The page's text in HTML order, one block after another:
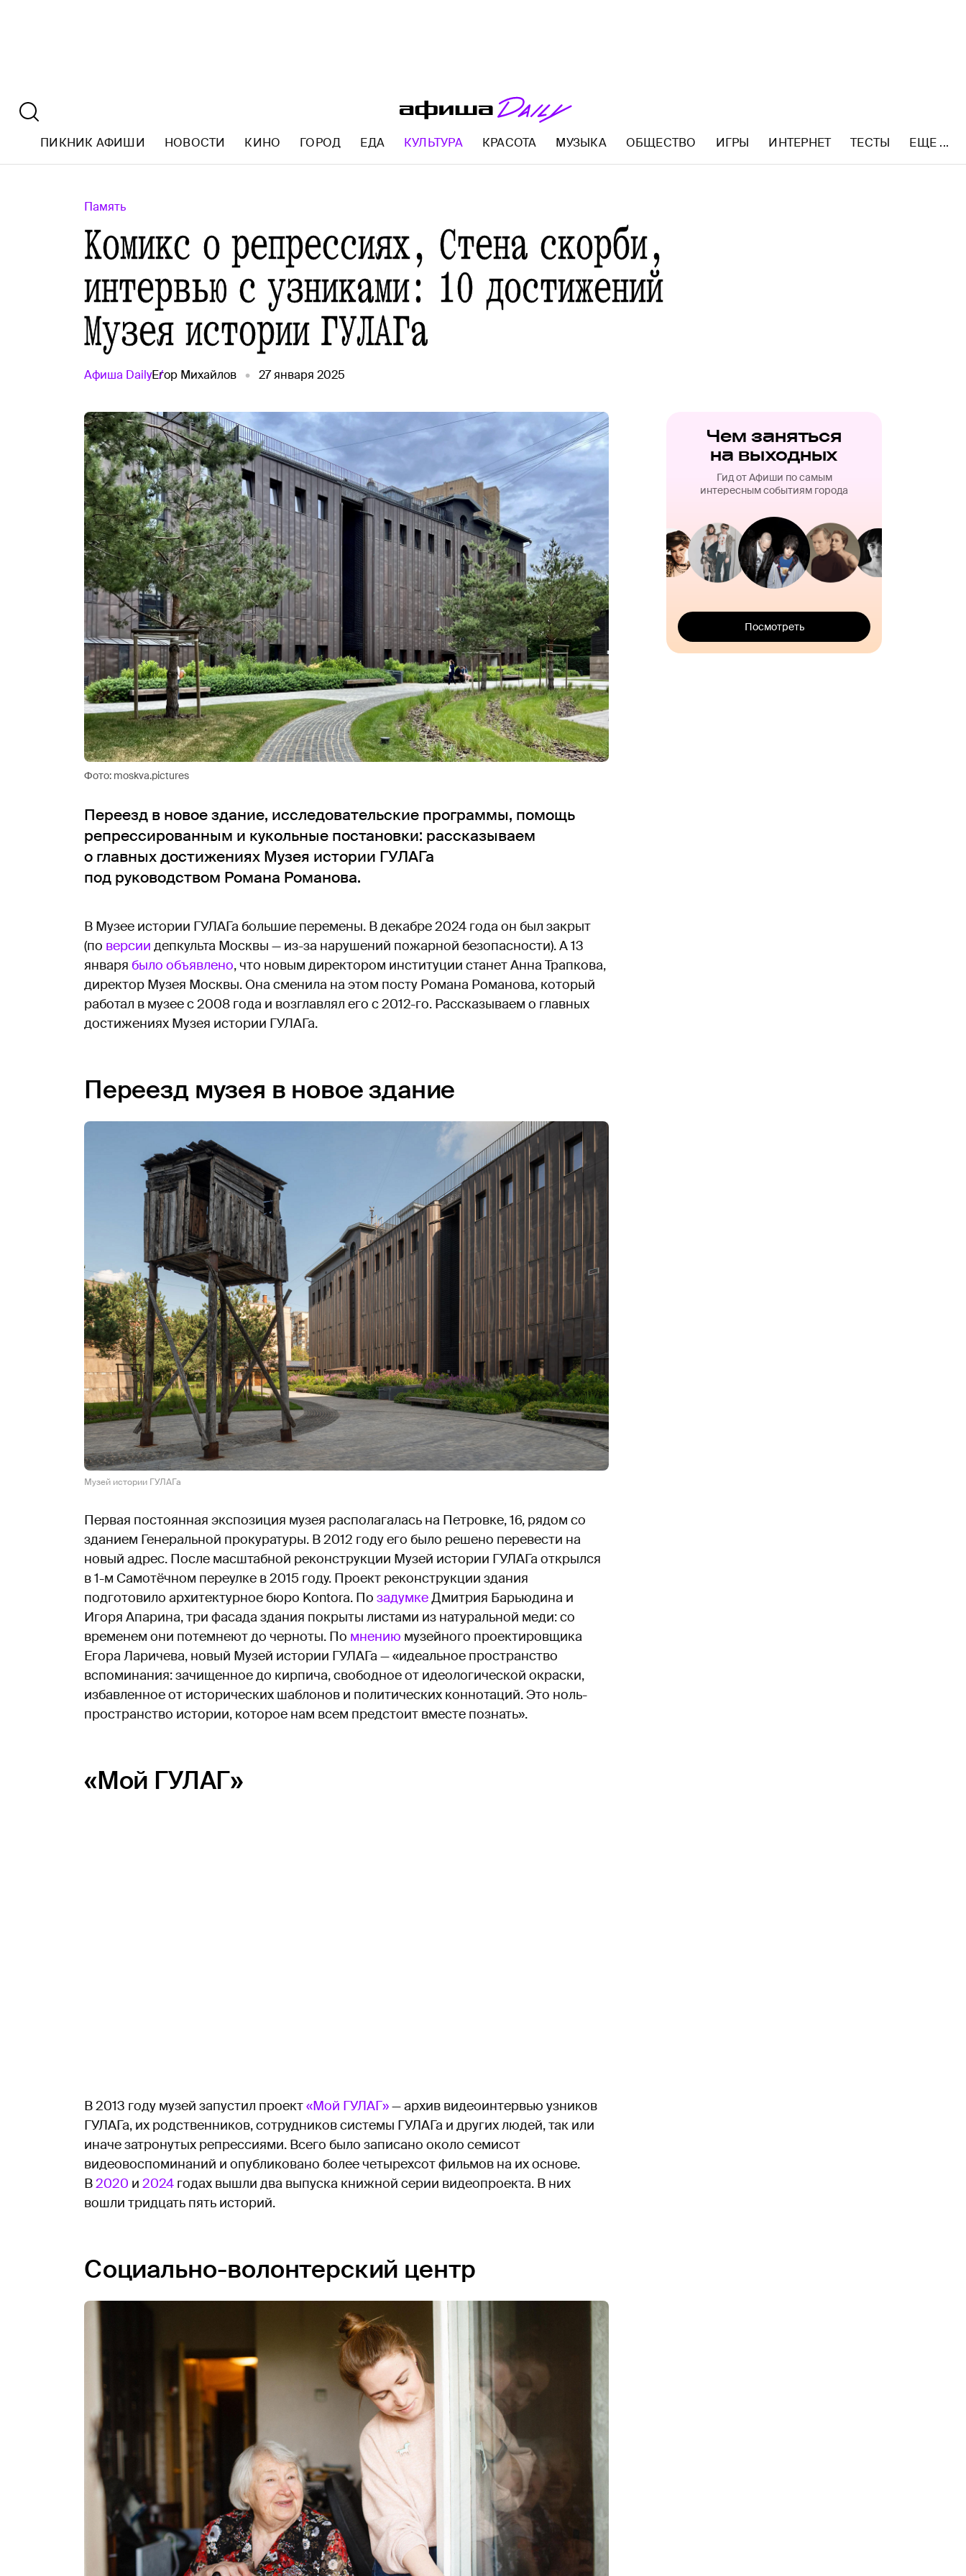
ПИКНИК АФИШИ НОВОСТИ КИНО ГОРОД ЕДА КУЛЬТУРА КРАСОТА МУЗЫКА ОБЩЕСТВО ИГРЫ ИНТЕРНЕТ
ТЕСТЫ
AFISHA.RU
ЕЩЕ ...
Чем заняться
на выходных
Гид от Афиши по самым
интересным событиям города
Посмотреть
Память
Комикс о репрессиях, Стена скорби,
интервью с узниками: 10 достижений
Музея истории ГУЛАГа
Афиша DailyЕгор Михайлов 27 января 2025
Фото: moskva.pictures
Переезд в новое здание, исследовательские программы, помощь
репрессированным и кукольные постановки: рассказываем
о главных достижениях Музея истории ГУЛАГа
под руководством Романа Романова.
В Музее истории ГУЛАГа большие перемены. В декабре 2024 года он был закрыт
(по версии депкульта Москвы — из-за нарушений пожарной безопасности). А 13
января было объявлено, что новым директором институции станет Анна Трапкова,
директор Музея Москвы. Она сменила на этом посту Романа Романова, который
работал в музее с 2008 года и возглавлял его с 2012-го. Рассказываем о главных
достижениях Музея истории ГУЛАГа.
Переезд музея в новое здание
Музей истории ГУЛАГа
Первая постоянная экспозиция музея располагалась на Петровке, 16, рядом со
зданием Генеральной прокуратуры. В 2012 году его было решено перевести на
новый адрес. После масштабной реконструкции Музей истории ГУЛАГа открылся
в 1-м Самотёчном переулке в 2015 году. Проект реконструкции здания
подготовило архитектурное бюро Kontora. По задумкеДмитрия Барьюдина и
Игоря Апарина, три фасада здания покрыты листами из натуральной меди: со
временем они потемнеют до черноты. По мнению музейного проектировщика
Егора Ларичева, новый Музей истории ГУЛАГа — «идеальное пространство
вспоминания: зачищенное до кирпича, свободное от идеологической окраски,
избавленное от исторических шаблонов и политических коннотаций. Это ноль-
пространство истории, которое нам всем предстоит вместе познать».
«Мой ГУЛАГ»
В 2013 году музей запустил проект«Мой ГУЛАГ»— архив видеоинтервью узников
ГУЛАГа, их родственников, сотрудников системы ГУЛАГа и других людей, так или
иначе затронутых репрессиями. Всего было записано около семисот
видеовоспоминаний и опубликовано более четырехсот фильмов на их основе.
В2020 и 2024 годах вышли два выпуска книжной серии видеопроекта. В них
вошли тридцать пять историй.
Социально-волонтерский центр